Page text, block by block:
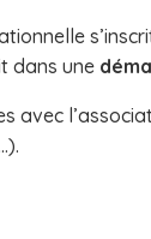
dans une
avec